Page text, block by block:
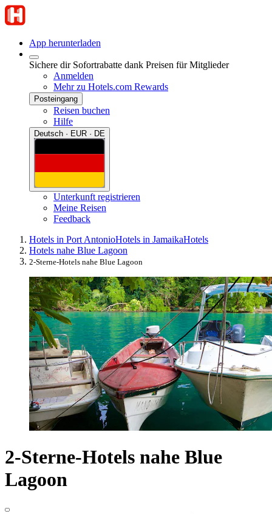
App herunterladen
Sichere dir Sofortrabatte dank Preisen für Mitglieder
Anmelden
Mehr zu Hotels.com Rewards
Posteingang
Reisen buchen
Hilfe
Deutsch · EUR · DE
Unterkunft registrieren
Meine Reisen
Feedback
Hotels in Port AntonioHotels in JamaikaHotels
Hotels nahe Blue Lagoon
2-Sterne-Hotels nahe Blue Lagoon
2-Sterne-Hotels nahe Blue
Lagoon